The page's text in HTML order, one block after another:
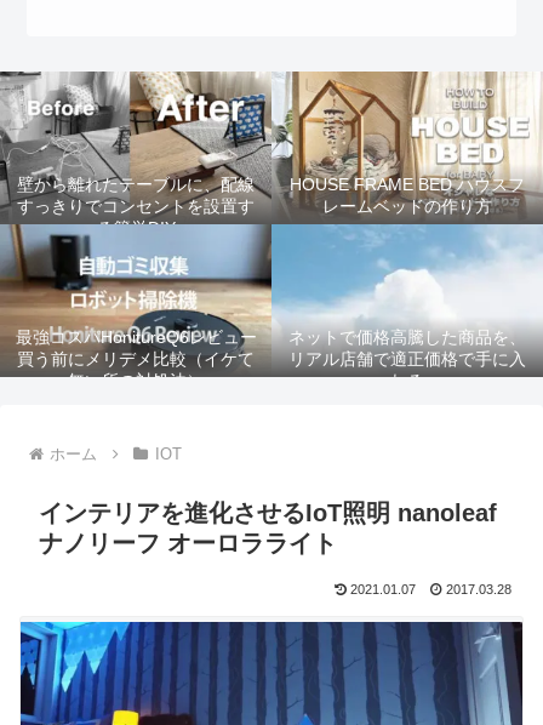
壁から離れたテーブルに、配線
すっきりでコンセントを設置す
る簡単DIY
HOUSE FRAME BED ハウスフ
レームベッドの作り方
最強コスパHonitureQ6レビュー
買う前にメリデメ比較（イケて
無い所の対処法）
ネットで価格高騰した商品を、
リアル店舗で適正価格で手に入
れる
ホーム IOT
インテリアを進化させるIoT照明 nanoleaf
ナノリーフ オーロラライト
2021.01.07 2017.03.28